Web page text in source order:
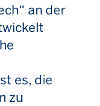
“ an der
es, die
zu